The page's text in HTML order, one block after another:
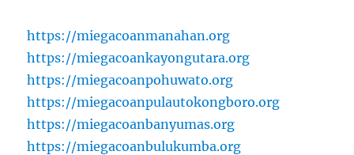
https://miegacoanmanahan.org
https://miegacoankayongutara.org
https://miegacoanpohuwato.org
https://miegacoanpulautokongboro.org
https://miegacoanbanyumas.org
https://miegacoanbulukumba.org